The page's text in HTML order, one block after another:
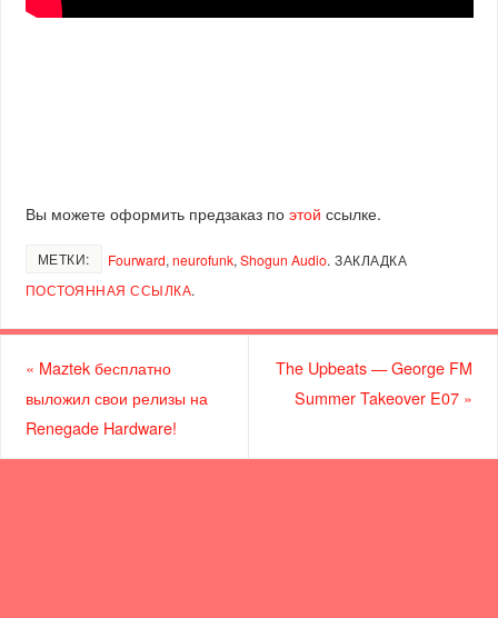
Вы можете оформить предзаказ поэтой ссылке.
МЕТКИ: Fourward, neurofunk, Shogun Audio. ЗАКЛАДКА
ПОСТОЯННАЯ ССЫЛКА.
« Maztek бесплатно
выложил свои релизы на
Renegade Hardware!
The Upbeats — George FM
Summer Takeover E07 »